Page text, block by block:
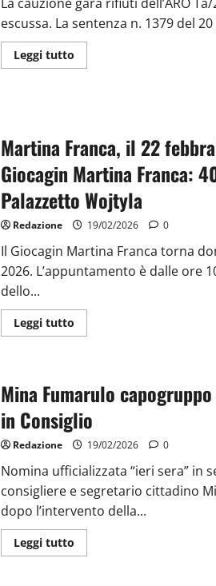
escussa. La sentenza n. 1379 del
Leggi tutto
Martina Franca, il 22
Giocagin Martina Franca:
Palazzetto Wojtyla
Redazione 19/02/2026 0
Il Giocagin Martina Franca torna
2026. L’appuntamento è dalle ore
dello...
Leggi tutto
Mina Fumarulo
in Consiglio
Redazione 19/02/2026 0
Nomina ufficializzata “ieri sera” in
consigliere e segretario cittadino
dopo l’intervento della...
Leggi tutto